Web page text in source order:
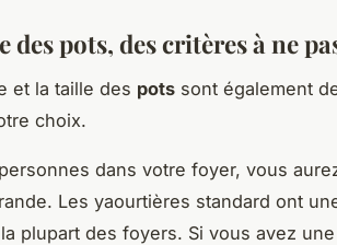
des pots, des critères à ne
et la taille des pots sont également
choix.
dans votre foyer, vous
Les yaourtières standard ont
plupart des foyers. Si vous avez